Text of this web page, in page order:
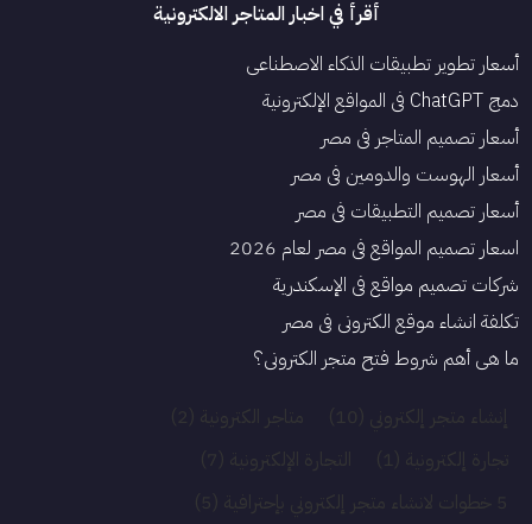
أقرأ في اخبار المتاجر الالكترونية
أسعار تطوير تطبيقات الذكاء الاصطناعي
دمج ChatGPT في المواقع الإلكترونية
أسعار تصميم المتاجر في مصر
أسعار الهوست والدومين في مصر
أسعار تصميم التطبيقات في مصر
اسعار تصميم المواقع في مصر لعام 2026
شركات تصميم مواقع في الإسكندرية
تكلفة انشاء موقع الكتروني فى مصر
ما هي أهم شروط فتح متجر الكتروني؟
إنشاء متجر إلكتروني (10) متاجر الكترونية (2)
تجارة إلكترونية (1) التجارة الإلكترونية (7)
(5)